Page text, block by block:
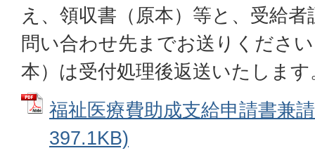
え、領収書（原本）等と、受給
問い合わせ先までお送りくださ
本）は受付処理後返送いたします
福祉医療費助成支給申請書兼
397.1KB)